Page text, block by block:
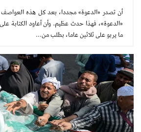
أن تصدر «الدعوة» مجددا، بعد كل هذه العواصف
«الدعوة»، فهذا حدث عظيم. وأن أعاود الكتابة
ما يربو على ثلاثين عاما، بطلب من...